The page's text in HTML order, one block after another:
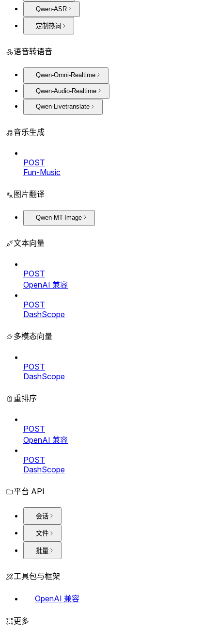
Qwen-ASR
定制热词
语音转语音
Qwen-Omni-Realtime
Qwen-Audio-Realtime
Qwen-Livetranslate
音乐生成
POST
Fun-Music
图片翻译
Qwen-MT-Image
文本向量
POST
OpenAI 兼容
POST
DashScope
多模态向量
POST
DashScope
重排序
POST
OpenAI 兼容
POST
DashScope
平台 API
会话
文件
批量
工具包与框架
OpenAI 兼容
更多